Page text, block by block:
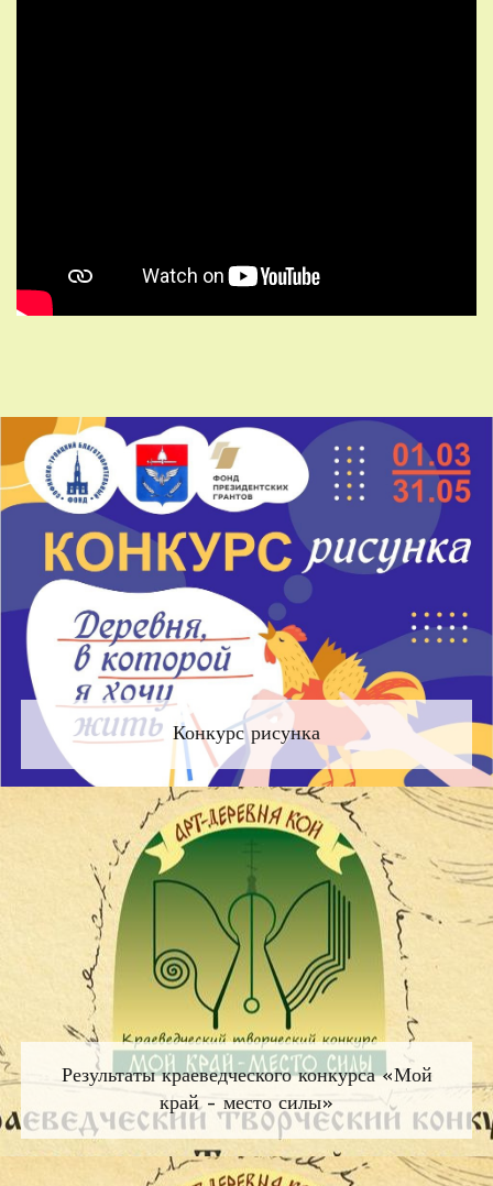
Конкурс рисунка
Результаты краеведческого конкурса «Мой
край – место силы»